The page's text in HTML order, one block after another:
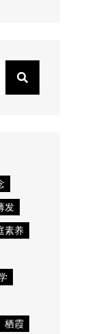
发
素养
栖霞